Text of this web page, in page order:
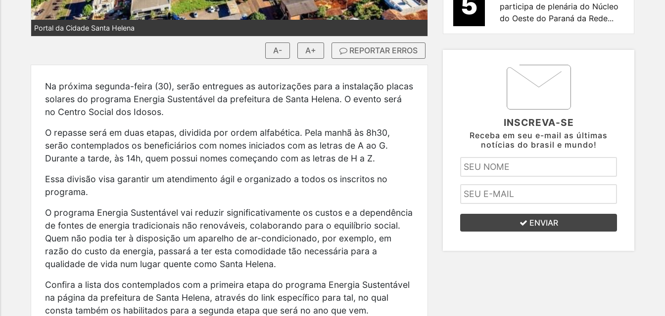
Portal da Cidade Santa Helena
A- A+ REPORTAR ERROS
Na próxima segunda-feira (30), serão entregues as autorizações para a instalação placas
solares do programa Energia Sustentável da prefeitura de Santa Helena. O evento será
no Centro Social dos Idosos.
O repasse será em duas etapas, dividida por ordem alfabética. Pela manhã às 8h30,
serão contemplados os beneficiários com nomes iniciados com as letras de A ao G.
Durante a tarde, às 14h, quem possui nomes começando com as letras de H a Z.
Essa divisão visa garantir um atendimento ágil e organizado a todos os inscritos no
programa.
O programa Energia Sustentável vai reduzir significativamente os custos e a dependência
de fontes de energia tradicionais não renováveis, colaborando para o equilíbrio social.
Quem não podia ter à disposição um aparelho de ar-condicionado, por exemplo, em
razão do custo da energia, passará a ter esta comodidade tão necessária para a
qualidade de vida num lugar quente como Santa Helena.
Confira a lista dos contemplados com a primeira etapa do programa Energia Sustentável
na página da prefeitura de Santa Helena, através do link específico para tal, no qual
consta também os habilitados para a segunda etapa que será no ano que vem.
participa de plenária do Núcleo
do Oeste do Paraná da Rede...
INSCREVA-SE
Receba em seu e-mail as últimas
notícias do brasil e mundo!
ENVIAR